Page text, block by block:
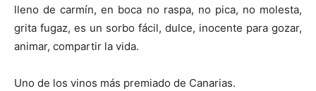
lleno de carmín, en boca no raspa, no pica, no molesta,
grita fugaz, es un sorbo fácil, dulce, inocente para gozar,
animar, compartir la vida.
Uno de los vinos más premiado de Canarias.